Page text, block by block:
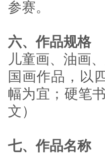
参赛。
六、作品规格
儿童画、油画
国画作品，以
幅为宜；硬笔
文）
七、作品名称